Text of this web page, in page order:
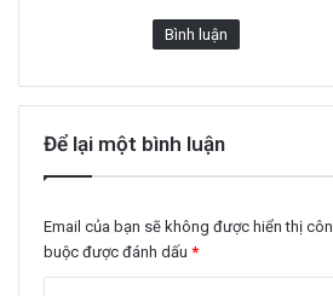
Bình luận
Để lại một bình luận
Email của bạn sẽ không được hiển thị
buộc được đánh dấu *